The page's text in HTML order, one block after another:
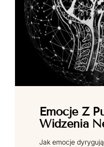
Emocje Z
Widzenia
Jak emocje